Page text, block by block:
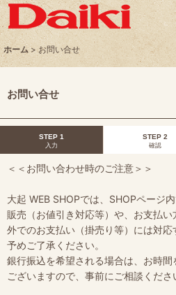
ホーム > お問い合せ
お問い合せ
STEP 1
入力
STEP 2
確認
＜＜お問い合わせ時のご注意＞＞
大起 WEB SHOPでは、SHOPページ
販売（お値引き対応等）や、お支払
外でのお支払い（掛売り等）には対応
予めご了承ください。
銀行振込を希望される場合は、お時
ございますので、事前にご相談くださ